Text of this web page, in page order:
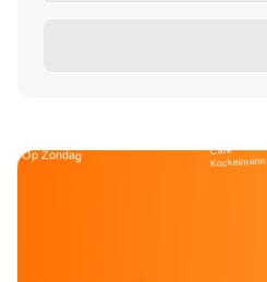
Op Zondag Café
Kockelmann